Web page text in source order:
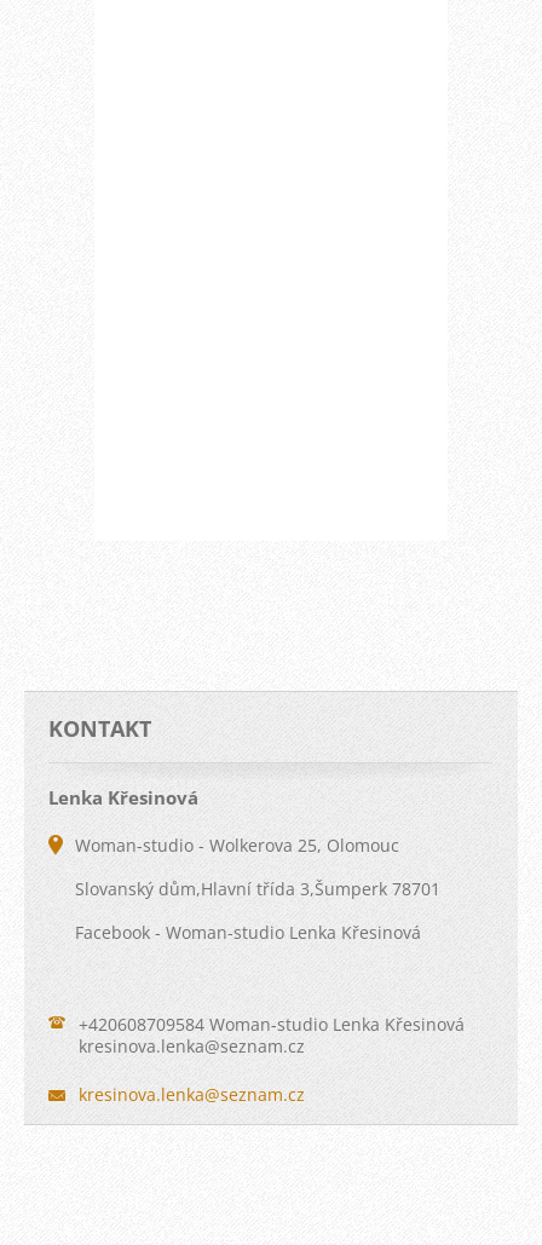
KONTAKT
Lenka Křesinová
Woman-studio - Wolkerova 25, Olomouc
Slovanský dům,Hlavní třída 3,Šumperk 78701
Facebook - Woman-studio Lenka Křesinová
+420608709584 Woman-studio Lenka Křesinová
kresinova.lenka@seznam.cz
kresinova.lenka@seznam.cz